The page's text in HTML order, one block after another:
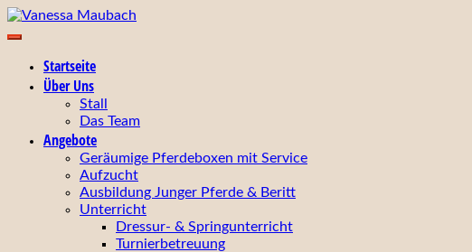
Zum
Inhalt
Vanessa Maubach
Startseite
Über Uns
Stall
Das Team
Angebote
Geräumige Pferdeboxen mit Service
Aufzucht
Ausbildung Junger Pferde & Beritt
Unterricht
Dressur- & Springunterricht
Turnierbetreuung